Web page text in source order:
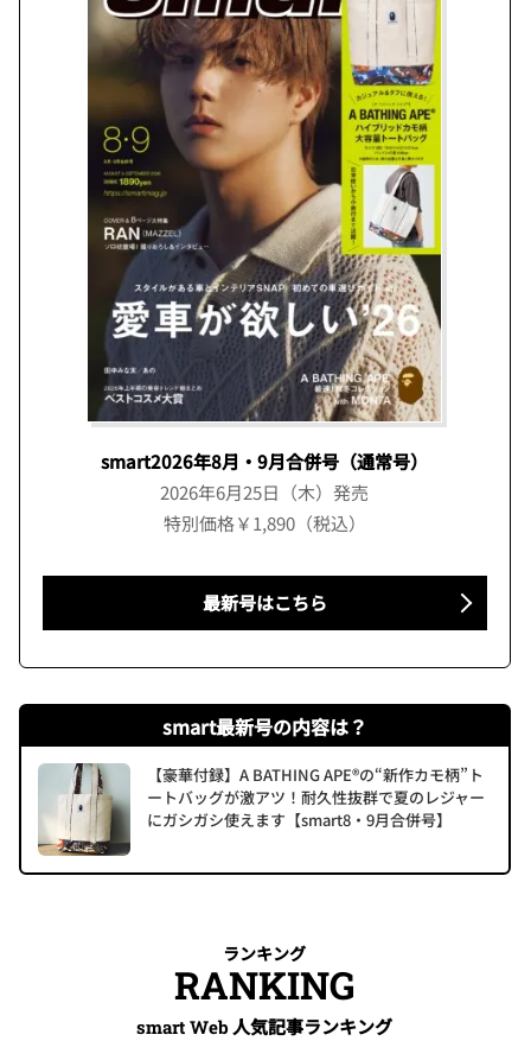
smart2026年8月・9月合併号（通常号）
2026年6月25日（木）発売
特別価格￥1,890（税込）
最新号はこちら
smart最新号の内容は？
【豪華付録】A BATHING APE®の“新作カモ柄”ト
ートバッグが激アツ！耐久性抜群で夏のレジャー
にガシガシ使えます【smart8・9月合併号】
ランキング
RANKING
smart Web 人気記事ランキング